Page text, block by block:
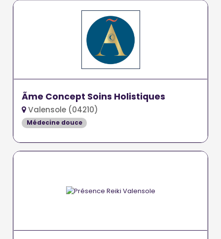
Ãme Concept Soins Holistiques
Valensole (04210)
Médecine douce